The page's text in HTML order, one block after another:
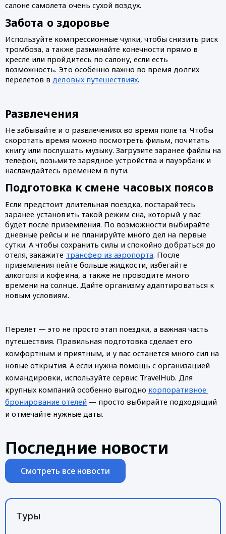
салоне самолета очень сухой воздух.
Забота о здоровье
Используйте компрессионные чулки, чтобы снизить риск
тромбоза, а также разминайте конечности прямо в
кресле или пройдитесь по салону, если есть
возможность. Это особенно важно во время долгих
перелетов в деловых путешествиях.
Развлечения
Не забывайте и о развлечениях во время полета. Чтобы
скоротать время можно посмотреть фильм, почитать
книгу или послушать музыку. Загрузите заранее файлы на
телефон, возьмите зарядное устройства и пауэрбанк и
наслаждайтесь временем в пути.
Подготовка к смене часовых поясов
Если предстоит длительная поездка, постарайтесь
заранее установить такой режим сна, который у вас
будет после приземления. По возможности выбирайте
дневные рейсы и не планируйте много дел на первые
сутки. А чтобы сохранить силы и спокойно добраться до
отеля, закажите трансфер из аэропорта. После
приземления пейте больше жидкости, избегайте
алкоголя и кофеина, а также не проводите много
времени на солнце. Дайте организму адаптироваться к
новым условиям.
Перелет — это не просто этап поездки, а важная часть
путешествия. Правильная подготовка сделает его
комфортным и приятным, и у вас останется много сил на
новые открытия. А если нужна помощь с организацией
командировки, используйте сервис TravelHub. Для
крупных компаний особенно выгодно корпоративное
бронирование отелей — просто выбирайте подходящий
и отмечайте нужные даты.
Последние новости
Смотреть все новости
Туры